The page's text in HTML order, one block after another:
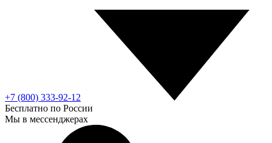
+7 (800) 333-92-12
Бесплатно по России
Мы в мессенджерах